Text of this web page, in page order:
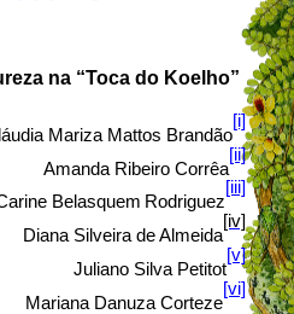
na “Toca do Koelho”
Mariza Mattos Brandão
[i]
Amanda Ribeiro Corrêa
[ii]
Belasquem Rodriguez
[iii]
Diana Silveira de Almeida
[iv]
Juliano Silva Petitot
[v]
Mariana Danuza Corteze
[vi]